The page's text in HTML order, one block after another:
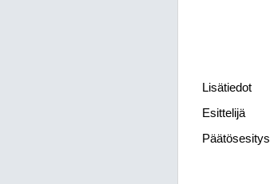
Lisätiedot
Esittelijä
Päätösesitys